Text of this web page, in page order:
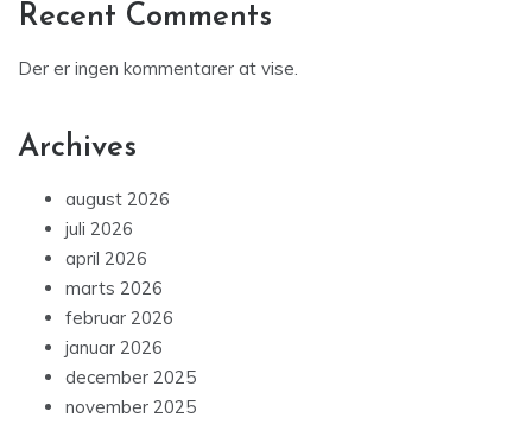
Recent Comments
Der er ingen kommentarer at vise.
Archives
august 2026
juli 2026
april 2026
marts 2026
februar 2026
januar 2026
december 2025
november 2025